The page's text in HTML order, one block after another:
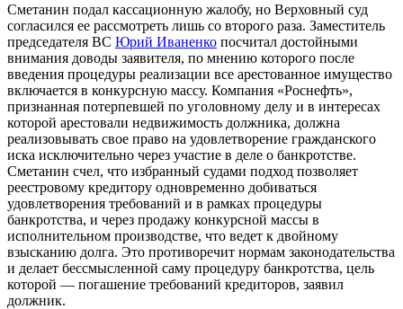
Сметанин подал кассационную жалобу, но Верховный суд
согласился ее рассмотреть лишь со второго раза. Заместитель
председателя ВС Юрий Иваненко посчитал достойными
внимания доводы заявителя, по мнению которого после
введения процедуры реализации все арестованное имущество
включается в конкурсную массу. Компания «Роснефть»,
признанная потерпевшей по уголовному делу и в интересах
которой арестовали недвижимость должника, должна
реализовывать свое право на удовлетворение гражданского
иска исключительно через участие в деле о банкротстве.
Сметанин счел, что избранный судами подход позволяет
реестровому кредитору одновременно добиваться
удовлетворения требований и в рамках процедуры
банкротства, и через продажу конкурсной массы в
исполнительном производстве, что ведет к двойному
взысканию долга. Это противоречит нормам законодательства
и делает бессмысленной саму процедуру банкротства, цель
которой — погашение требований кредиторов, заявил
должник.